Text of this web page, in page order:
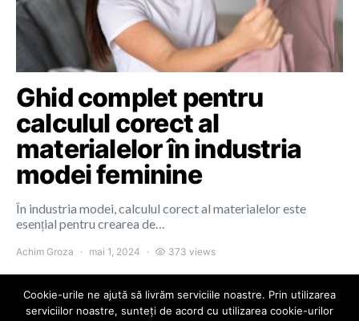
Ghid complet pentru
calculul corect al
materialelor în industria
modei feminine
În industria modei, calculul corect al materialelor este
esențial pentru crearea de…
Achim Groza mai 1, 2024 373 views
Cookie-urile ne ajută să livrăm serviciile noastre. Prin utilizarea
serviciilor noastre, sunteți de acord cu utilizarea cookie-urilor